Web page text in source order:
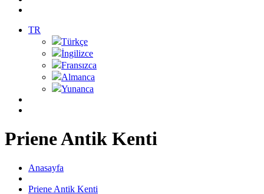
TR
Türkçe
İngilizce
Fransızca
Almanca
Yunanca
Priene Antik Kenti
Anasayfa
Priene Antik Kenti